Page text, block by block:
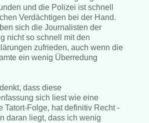
und die Polizei ist schnell
Verdächtigen bei der Hand.
sich die Journalisten der
nicht so schnell mit den
zufrieden, auch wenn die
ein wenig Überredung
dass diese
sich liest wie eine
Tatort-Folge, hat definitiv Recht -
daran liegt, dass ich wenig